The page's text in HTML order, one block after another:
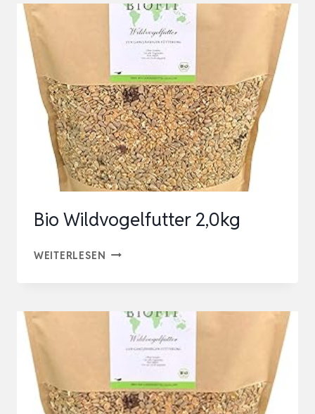
SCHALENFREIE
MISCHUNG
FÜR
EINEN
SAUBEREN
BALKON
–
WERTVOLLES
WILD…
Bio Wildvogelfutter 2,0kg
WEITERLESEN BIO